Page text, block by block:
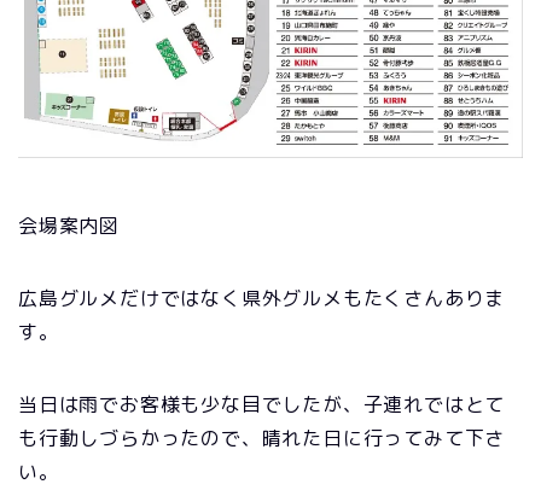
会場案内図
広島グルメだけではなく県外グルメもたくさんありま
す。
当日は雨でお客様も少な目でしたが、子連れではとて
も行動しづらかったので、晴れた日に行ってみて下さ
い。